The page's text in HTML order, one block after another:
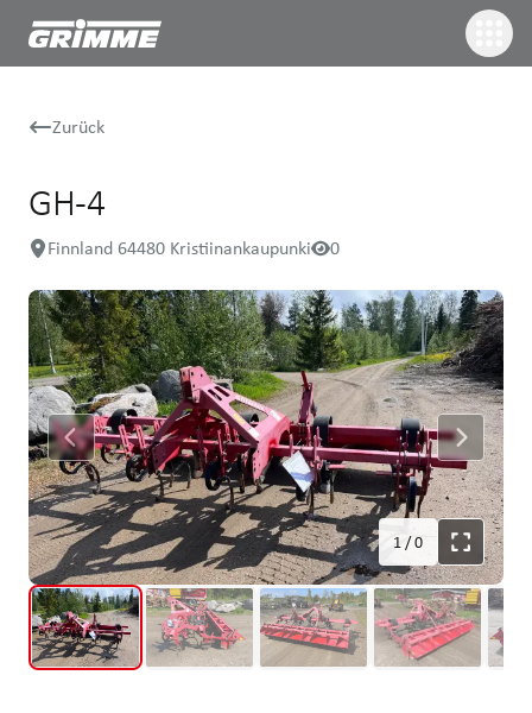
Zurück
GH-4
Finnland 64480 Kristiinankaupunki 0
1/0